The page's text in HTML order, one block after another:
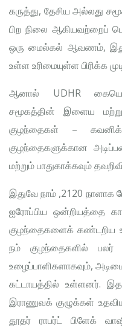
கருத்து, தேசிய அல்லது
பிற நிலை ஆகியவற்றைப்
ஒரு மைல்கல் ஆவணம்,
உள்ள உரிமையுள்ள பிரிக்க
ஆனால் UDHR
சமூகத்தின் இளைய
குழந்தைகள் –
குழந்தைகளுக்கான
மற்றும் பாதுகாக்கவும்
இதுவே நாம் ,2120 நாளாக
ஐரோப்பிய ஒன்றியத்தை
குழந்தைகளைக் கண்டறிய
நம் குழந்தைகளில் பலர்
உழைப்பாளிகளாகவும்,
கட்டாயத்தில் உள்ளனர்.
இராணுவக் குழுக்கள்
தூதர் ராபர்ட் பிளேக்